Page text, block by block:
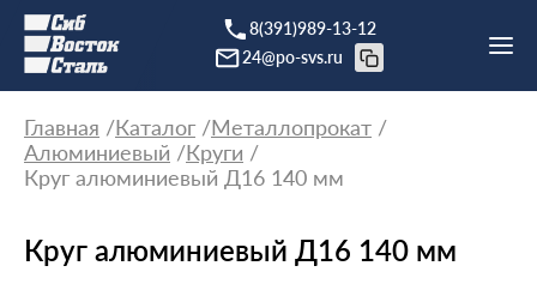
8(391)989-13-12
24@po-svs.ru
Главная Каталог
Металлопрокат
Алюминиевый
Круги
Круг алюминиевый Д16 140 мм
Круг алюминиевый Д16 140 мм